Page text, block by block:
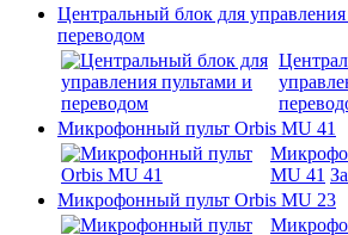
Центральный блок для
переводом
Микрофонный пульт Orbis MU 41
MU 41
Микрофонный пульт Orbis MU 23